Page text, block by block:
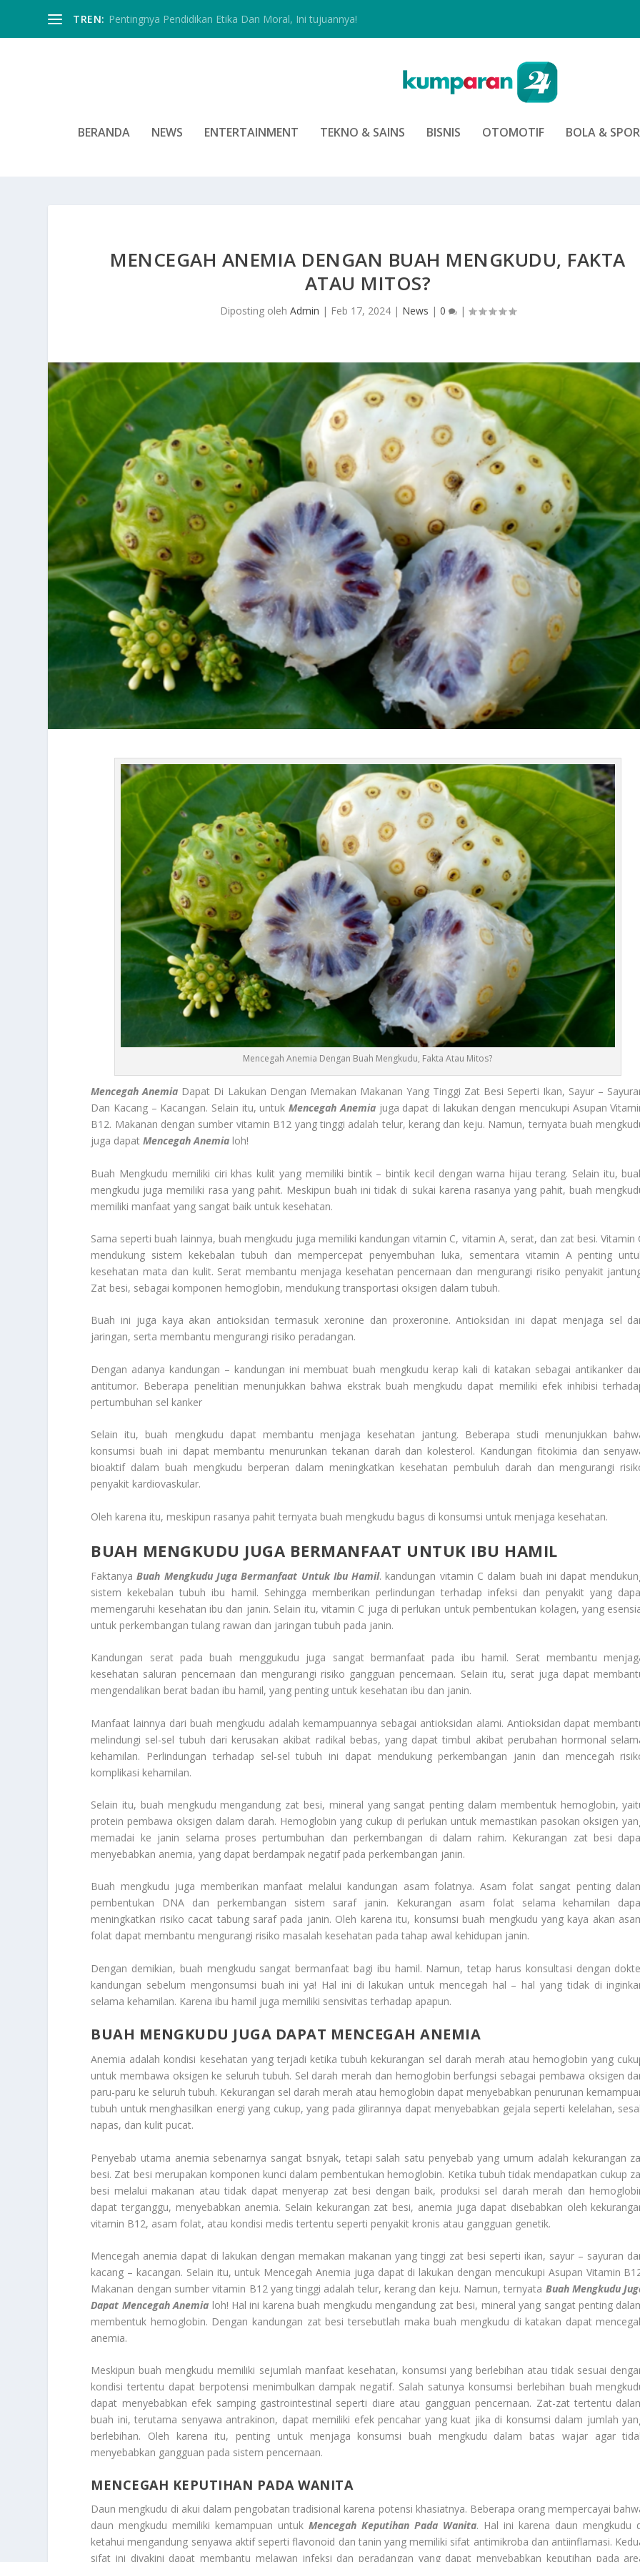
TREN: Pentingnya Pendidikan Etika Dan Moral, Ini tujuannya!
BERANDA NEWS ENTERTAINMENT TEKNO & SAINS BISNIS OTOMOTIF BOLA &
MENCEGAH ANEMIA DENGAN BUAH MENGKUDU, FAKTA
ATAU MITOS?
Diposting oleh Admin | Feb 17, 2024| News | 0 |
Mencegah Anemia Dengan Buah Mengkudu, Fakta Atau Mitos?
Mencegah Anemia Dapat Di Lakukan Dengan Memakan Makanan Yang Tinggi Zat Besi Seperti Ikan, Sayur –
Dan Kacang – Kacangan. Selain itu, untukMencegah Anemiajuga dapat di lakukan dengan mencukupi Asupan
B12. Makanan dengan sumber vitamin B12 yang tinggi adalah telur, kerang dan keju. Namun, ternyata buah
juga dapatMencegah Anemia loh!
Buah Mengkudu memiliki ciri khas kulit yang memiliki bintik – bintik kecil dengan warna hijau terang. Selain itu,
mengkudu juga memiliki rasa yang pahit. Meskipun buah ini tidak di sukai karena rasanya yang pahit, buah
memiliki manfaat yang sangat baik untuk kesehatan.
Sama seperti buah lainnya, buah mengkudu juga memiliki kandungan vitamin C, vitamin A, serat, dan zat besi. Vitamin
mendukung sistem kekebalan tubuh dan mempercepat penyembuhan luka, sementara vitamin A penting
kesehatan mata dan kulit. Serat membantu menjaga kesehatan pencernaan dan mengurangi risiko penyakit
Zat besi, sebagai komponen hemoglobin, mendukung transportasi oksigen dalam tubuh.
Buah ini juga kaya akan antioksidan termasuk xeronine dan proxeronine. Antioksidan ini dapat menjaga sel
jaringan, serta membantu mengurangi risiko peradangan.
Dengan adanya kandungan – kandungan ini membuat buah mengkudu kerap kali di katakan sebagai antikanker
antitumor. Beberapa penelitian menunjukkan bahwa ekstrak buah mengkudu dapat memiliki efek inhibisi
pertumbuhan sel kanker
Selain itu, buah mengkudu dapat membantu menjaga kesehatan jantung. Beberapa studi menunjukkan
konsumsi buah ini dapat membantu menurunkan tekanan darah dan kolesterol. Kandungan fitokimia dan
bioaktif dalam buah mengkudu berperan dalam meningkatkan kesehatan pembuluh darah dan mengurangi
penyakit kardiovaskular.
Oleh karena itu, meskipun rasanya pahit ternyata buah mengkudu bagus di konsumsi untuk menjaga kesehatan.
BUAH MENGKUDU JUGA BERMANFAAT UNTUK IBU HAMIL
FaktanyaBuah Mengkudu Juga Bermanfaat Untuk Ibu Hamil. kandungan vitamin C dalam buah ini dapat
sistem kekebalan tubuh ibu hamil. Sehingga memberikan perlindungan terhadap infeksi dan penyakit yang
memengaruhi kesehatan ibu dan janin. Selain itu, vitamin C juga di perlukan untuk pembentukan kolagen, yang
untuk perkembangan tulang rawan dan jaringan tubuh pada janin.
Kandungan serat pada buah menggukudu juga sangat bermanfaat pada ibu hamil. Serat membantu
kesehatan saluran pencernaan dan mengurangi risiko gangguan pencernaan. Selain itu, serat juga dapat
mengendalikan berat badan ibu hamil, yang penting untuk kesehatan ibu dan janin.
Manfaat lainnya dari buah mengkudu adalah kemampuannya sebagai antioksidan alami. Antioksidan dapat
melindungi sel-sel tubuh dari kerusakan akibat radikal bebas, yang dapat timbul akibat perubahan hormonal
kehamilan. Perlindungan terhadap sel-sel tubuh ini dapat mendukung perkembangan janin dan mencegah
komplikasi kehamilan.
Selain itu, buah mengkudu mengandung zat besi, mineral yang sangat penting dalam membentuk hemoglobin,
protein pembawa oksigen dalam darah. Hemoglobin yang cukup di perlukan untuk memastikan pasokan oksigen
memadai ke janin selama proses pertumbuhan dan perkembangan di dalam rahim. Kekurangan zat besi
menyebabkan anemia, yang dapat berdampak negatif pada perkembangan janin.
Buah mengkudu juga memberikan manfaat melalui kandungan asam folatnya. Asam folat sangat penting
pembentukan DNA dan perkembangan sistem saraf janin. Kekurangan asam folat selama kehamilan
meningkatkan risiko cacat tabung saraf pada janin. Oleh karena itu, konsumsi buah mengkudu yang kaya akan
folat dapat membantu mengurangi risiko masalah kesehatan pada tahap awal kehidupan janin.
Dengan demikian, buah mengkudu sangat bermanfaat bagi ibu hamil. Namun, tetap harus konsultasi dengan
kandungan sebelum mengonsumsi buah ini ya! Hal ini di lakukan untuk mencegah hal – hal yang tidak di
selama kehamilan. Karena ibu hamil juga memiliki sensivitas terhadap apapun.
BUAH MENGKUDU JUGA DAPAT MENCEGAH ANEMIA
Anemia adalah kondisi kesehatan yang terjadi ketika tubuh kekurangan sel darah merah atau hemoglobin yang
untuk membawa oksigen ke seluruh tubuh. Sel darah merah dan hemoglobin berfungsi sebagai pembawa oksigen
paru-paru ke seluruh tubuh. Kekurangan sel darah merah atau hemoglobin dapat menyebabkan penurunan
tubuh untuk menghasilkan energi yang cukup, yang pada gilirannya dapat menyebabkan gejala seperti kelelahan,
napas, dan kulit pucat.
Penyebab utama anemia sebenarnya sangat bsnyak, tetapi salah satu penyebab yang umum adalah kekurangan
besi. Zat besi merupakan komponen kunci dalam pembentukan hemoglobin. Ketika tubuh tidak mendapatkan cukup
besi melalui makanan atau tidak dapat menyerap zat besi dengan baik, produksi sel darah merah dan
dapat terganggu, menyebabkan anemia. Selain kekurangan zat besi, anemia juga dapat disebabkan oleh
vitamin B12, asam folat, atau kondisi medis tertentu seperti penyakit kronis atau gangguan genetik.
Mencegah anemia dapat di lakukan dengan memakan makanan yang tinggi zat besi seperti ikan, sayur – sayuran
kacang – kacangan. Selain itu, untuk Mencegah Anemia juga dapat di lakukan dengan mencukupi Asupan Vitamin
Makanan dengan sumber vitamin B12 yang tinggi adalah telur, kerang dan keju. Namun, ternyata Buah Mengkudu
Dapat Mencegah Anemia loh! Hal ini karena buah mengkudu mengandung zat besi, mineral yang sangat penting
membentuk hemoglobin. Dengan kandungan zat besi tersebutlah maka buah mengkudu di katakan dapat
anemia.
Meskipun buah mengkudu memiliki sejumlah manfaat kesehatan, konsumsi yang berlebihan atau tidak sesuai
kondisi tertentu dapat berpotensi menimbulkan dampak negatif. Salah satunya konsumsi berlebihan buah
dapat menyebabkan efek samping gastrointestinal seperti diare atau gangguan pencernaan. Zat-zat tertentu
buah ini, terutama senyawa antrakinon, dapat memiliki efek pencahar yang kuat jika di konsumsi dalam jumlah
berlebihan. Oleh karena itu, penting untuk menjaga konsumsi buah mengkudu dalam batas wajar agar
menyebabkan gangguan pada sistem pencernaan.
MENCEGAH KEPUTIHAN PADA WANITA
Daun mengkudu di akui dalam pengobatan tradisional karena potensi khasiatnya. Beberapa orang mempercayai
daun mengkudu memiliki kemampuan untukMencegah Keputihan Pada Wanita. Hal ini karena daun mengkudu
ketahui mengandung senyawa aktif seperti flavonoid dan tanin yang memiliki sifat antimikroba dan antiinflamasi.
sifat ini diyakini dapat membantu melawan infeksi dan peradangan yang dapat menyebabkan keputihan pada